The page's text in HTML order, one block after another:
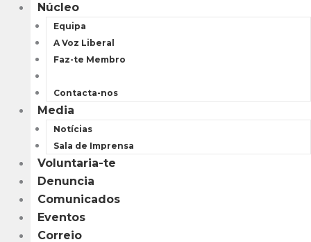
Núcleo
Equipa
A Voz Liberal
Faz-te Membro
Contacta-nos
Media
Notícias
Sala de Imprensa
Voluntaria-te
Denuncia
Comunicados
Eventos
Correio